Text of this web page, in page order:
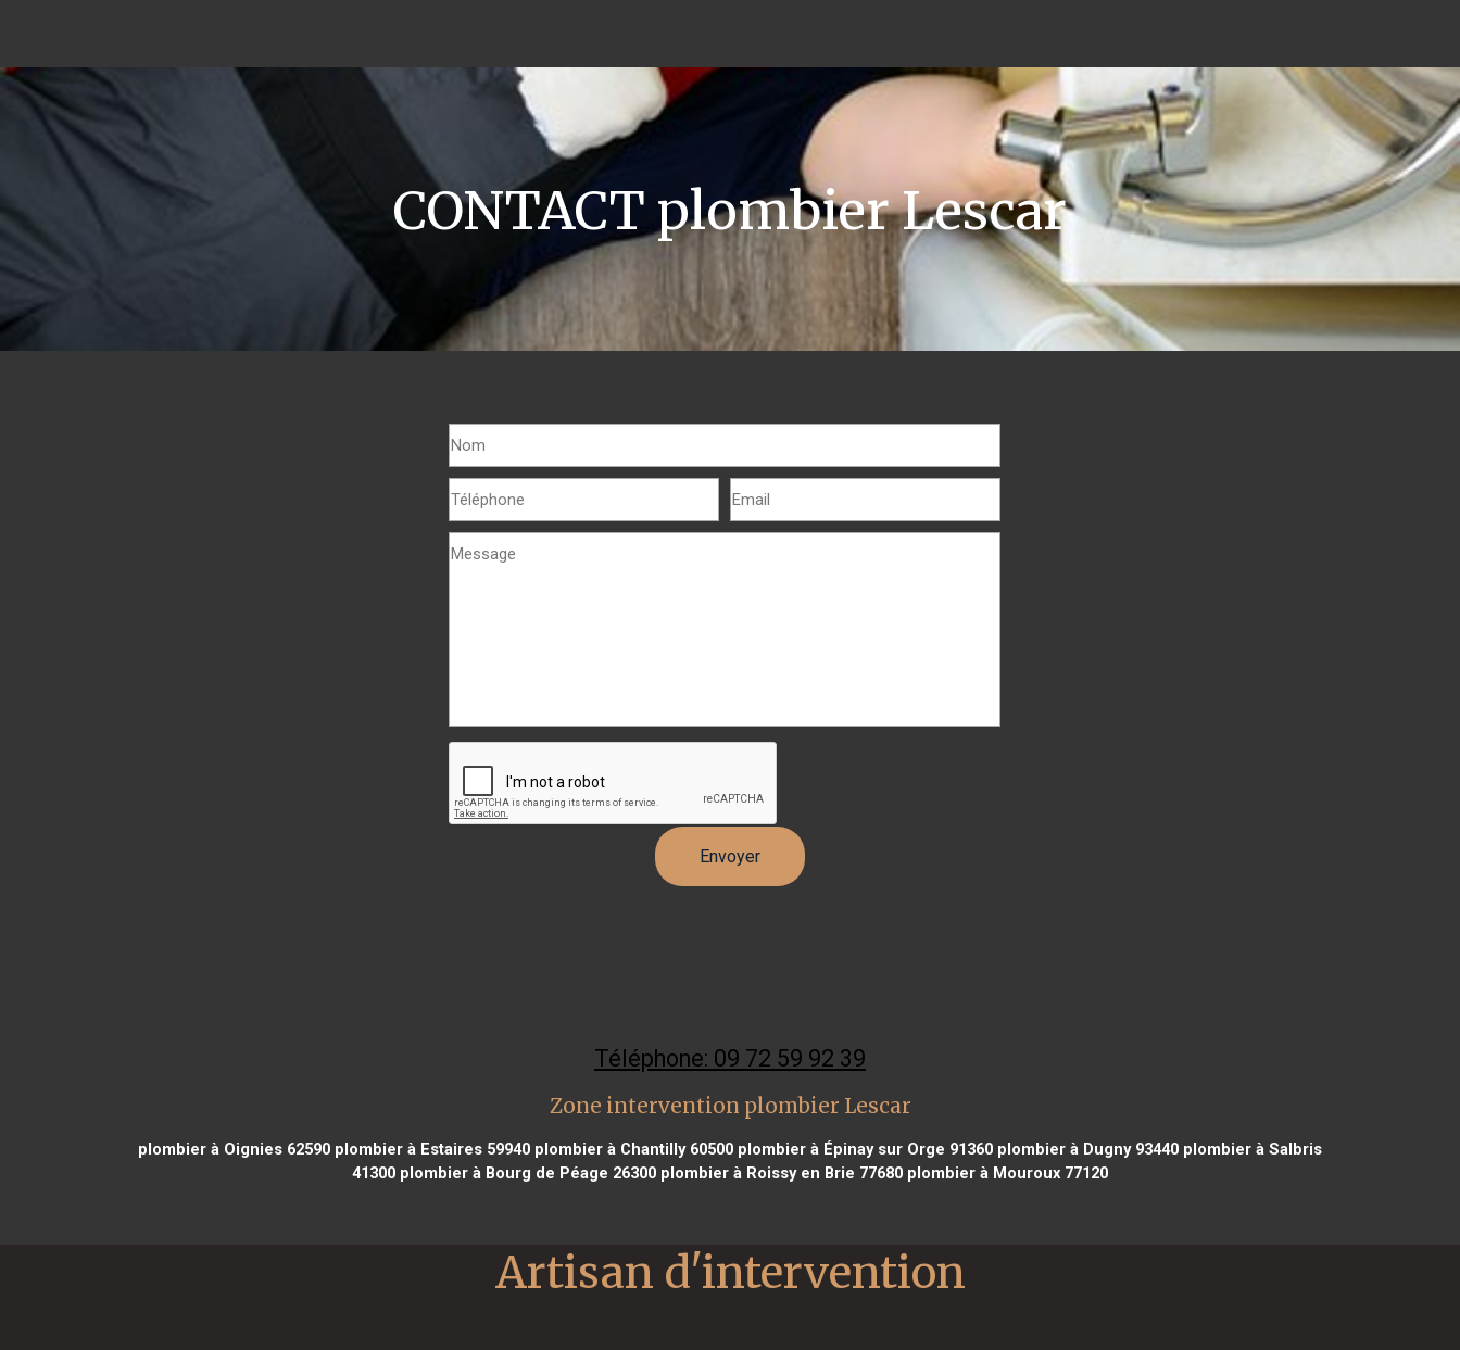
CONTACT plombier Lescar
Téléphone: 09 72 59 92 39
Zone intervention plombier Lescar
plombier à Oignies 62590 plombier à Estaires 59940 plombier à Chantilly 60500 plombier à Épinay sur Orge 91360 plombier à Dugny 93440 plombier à Salbris
41300 plombier à Bourg de Péage 26300 plombier à Roissy en Brie 77680 plombier à Mouroux 77120
Artisan d'intervention